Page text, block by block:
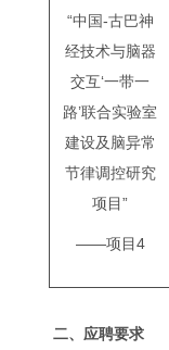
“中国-古巴神
经技术与脑器
交互‘一带一
路’联合实验室
建设及脑异常
节律调控研究
项目”
——项目4
二、应聘要求